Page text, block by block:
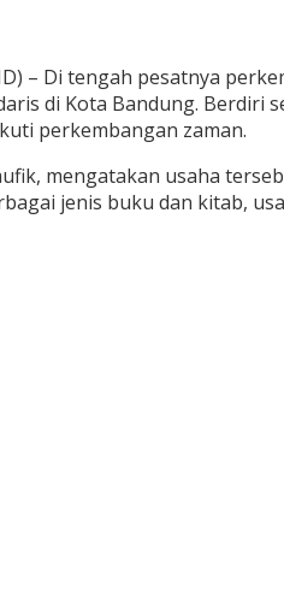
– Di tengah pesatnya
di Kota Bandung. Berdiri
perkembangan zaman.
mengatakan usaha
jenis buku dan kitab,